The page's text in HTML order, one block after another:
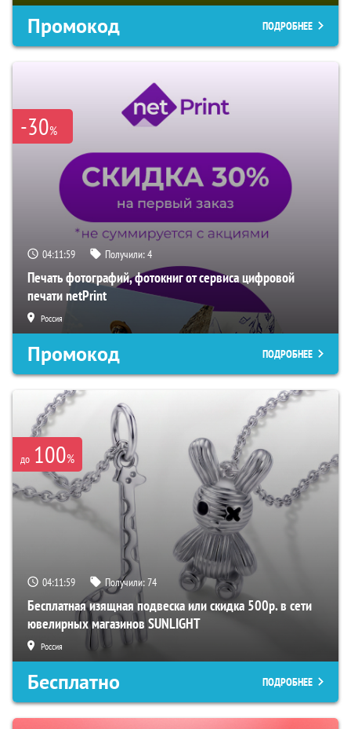
Промокод ПОДРОБНЕЕ
-30%
04:11:58 Получили:4
Печать фотографий, фотокниг от сервиса цифровой
печати netPrint
Россия
Промокод ПОДРОБНЕЕ
до 100%
04:11:58 Получили:74
Бесплатная изящная подвеска или скидка 500р. в сети
ювелирных магазинов SUNLIGHT
Россия
Бесплатно ПОДРОБНЕЕ